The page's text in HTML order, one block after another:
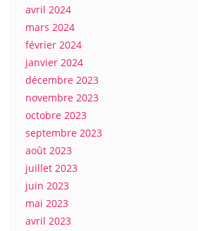
avril 2024
mars 2024
février 2024
janvier 2024
décembre 2023
novembre 2023
octobre 2023
septembre 2023
août 2023
juillet 2023
juin 2023
mai 2023
avril 2023